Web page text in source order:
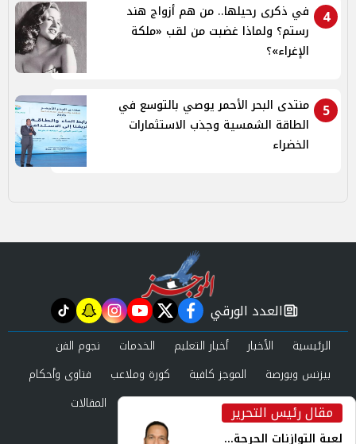
4
في ذكرى رحيلها.. من هم أزواج هند
رستم؟ ولماذا غضبت من لقب «ملكة
الإغراء»؟
5
منتدى البحر الأحمر يوصي بالتوسع في
الطاقة الشمسية وجذب الاستثمارات
الخضراء
مقال رئيس التحرير
لعبة التوازنات الحرجة...
newspaper
العدد الورقي facebook
twitter
youtube
instagram
snapchat
tiktok
الرئيسية الأخبار أخبار التعليم الخدمات
نجوم الفن
بيزنس وبورصة
الموجز كافية كورة وملاعب
فتاوى وأحكام
صحة وجمال
عرب وعالم حوادث ومحاكم
المقالات
العدد الورقي